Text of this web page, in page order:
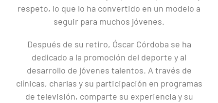
respeto, lo que lo ha convertido en un modelo a
seguir para muchos jóvenes.
Después de su retiro, Óscar Córdoba se ha
dedicado a la promoción del deporte y al
desarrollo de jóvenes talentos. A través de
clínicas, charlas y su participación en programas
de televisión, comparte su experiencia y su